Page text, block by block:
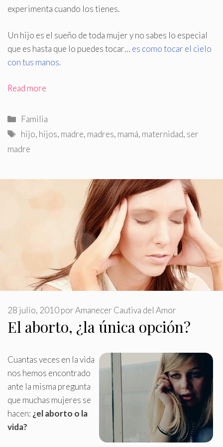
experimenta cuando los tienes.
Un hijo es el sueño de toda mujer y no sabes lo especial
que es hasta que lo puedes tocar… es como tocar el cielo
con tus manos.
Read more
Categorías
Familia
Etiquetas
hijo, hijos, madre, madres, mamá, maternidad, ser
madre
El aborto, ¿la única opción?
28 julio, 2010porAmanecer Cautiva del Amor
Cuantas veces en la vida
nos hemos encontrado
ante la misma pregunta
que muchas mujeres se
hacen: ¿el aborto o la
vida?